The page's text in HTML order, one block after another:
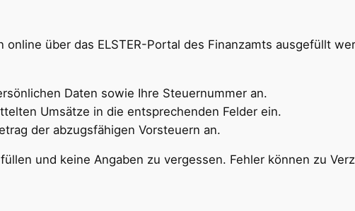
online über das ELSTER-Portal des Finanzamts ausgefüllt
Daten sowie Ihre Steuernummer an.
Umsätze in die entsprechenden Felder ein.
der abzugsfähigen Vorsteuern an.
und keine Angaben zu vergessen. Fehler können zu